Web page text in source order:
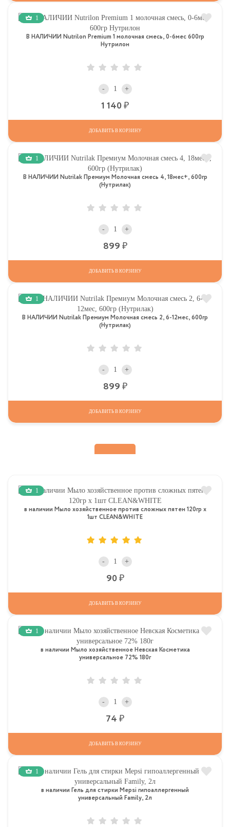
1
В НАЛИЧИИ Nutrilon Premium 1 молочная смесь, 0-6мес 600гр
Нутрилон
- +
1 140
ДОБАВИТЬ В КОРЗИНУ
1
В НАЛИЧИИ Nutrilak Премиум Молочная смесь 4, 18мес+, 600гр
(Нутрилак)
- +
899
ДОБАВИТЬ В КОРЗИНУ
1
В НАЛИЧИИ Nutrilak Премиум Молочная смесь 2, 6-12мес, 600гр
(Нутрилак)
- +
899
ДОБАВИТЬ В КОРЗИНУ
1
в наличии Мыло хозяйственное против сложных пятен 120гр х
1шт CLEAN&WHITE
- +
90
ДОБАВИТЬ В КОРЗИНУ
1
в наличии Мыло хозяйственное Невская Косметика
универсальное 72% 180г
- +
74
ДОБАВИТЬ В КОРЗИНУ
1
в наличии Гель для стирки Mepsi гипоаллергенный
универсальный Family, 2л